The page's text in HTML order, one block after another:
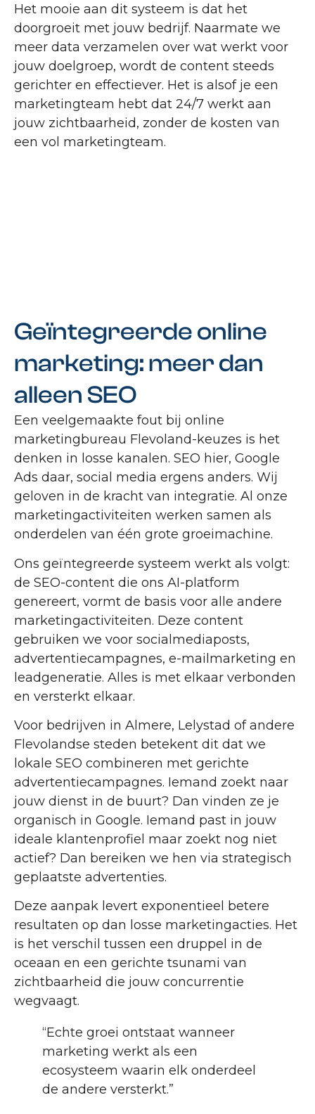
Het mooie aan dit systeem is dat het
doorgroeit met jouw bedrijf. Naarmate we
meer data verzamelen over wat werkt voor
jouw doelgroep, wordt de content steeds
gerichter en effectiever. Het is alsof je een
marketingteam hebt dat 24/7 werkt aan
jouw zichtbaarheid, zonder de kosten van
een vol marketingteam.
Geïntegreerde online
marketing: meer dan
alleen SEO
Een veelgemaakte fout bij online
marketingbureau Flevoland-keuzes is het
denken in losse kanalen. SEO hier, Google
Ads daar, social media ergens anders. Wij
geloven in de kracht van integratie. Al onze
marketingactiviteiten werken samen als
onderdelen van één grote groeimachine.
Ons geïntegreerde systeem werkt als volgt:
de SEO-content die ons AI-platform
genereert, vormt de basis voor alle andere
marketingactiviteiten. Deze content
gebruiken we voor socialmediaposts,
advertentiecampagnes, e-mailmarketing en
leadgeneratie. Alles is met elkaar verbonden
en versterkt elkaar.
Voor bedrijven in Almere, Lelystad of andere
Flevolandse steden betekent dit dat we
lokale SEO combineren met gerichte
advertentiecampagnes. Iemand zoekt naar
jouw dienst in de buurt? Dan vinden ze je
organisch in Google. Iemand past in jouw
ideale klantenprofiel maar zoekt nog niet
actief? Dan bereiken we hen via strategisch
geplaatste advertenties.
Deze aanpak levert exponentieel betere
resultaten op dan losse marketingacties. Het
is het verschil tussen een druppel in de
oceaan en een gerichte tsunami van
zichtbaarheid die jouw concurrentie
wegvaagt.
“Echte groei ontstaat wanneer
marketing werkt als een
ecosysteem waarin elk onderdeel
de andere versterkt.”